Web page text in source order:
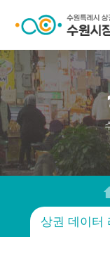
상권 데이터